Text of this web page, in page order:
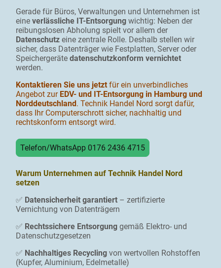
Gerade für Büros, Verwaltungen und Unternehmen ist
eine verlässliche IT-Entsorgung wichtig: Neben der
reibungslosen Abholung spielt vor allem der
Datenschutz eine zentrale Rolle. Deshalb stellen wir
sicher, dass Datenträger wie Festplatten, Server oder
Speichergeräte datenschutzkonform vernichtet
werden.
Kontaktieren Sie uns jetzt für ein unverbindliches
Angebot zur EDV- und IT-Entsorgung in Hamburg und
Norddeutschland. Technik Handel Nord sorgt dafür,
dass Ihr Computerschrott sicher, nachhaltig und
rechtskonform entsorgt wird.
Telefon/WhatsApp 0176 2436 4715
Warum Unternehmen auf Technik Handel Nord
setzen
✅ Datensicherheit garantiert – zertifizierte
Vernichtung von Datenträgern
✅ Rechtssichere Entsorgung gemäß Elektro- und
Datenschutzgesetzen
✅ Nachhaltiges Recycling von wertvollen Rohstoffen
(Kupfer, Aluminium, Edelmetalle)